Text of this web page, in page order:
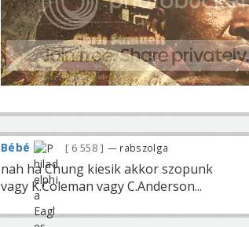
Bébé 6 558 — rabszolga
nah ha Chung kiesik akkor szopunk
vagy K.Coleman vagy C.Anderson...